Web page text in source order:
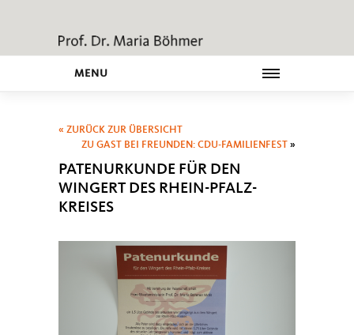
MENU
« ZURÜCK ZUR ÜBERSICHT
ZU GAST BEI FREUNDEN: CDU-FAMILIENFEST »
PATENURKUNDE FÜR DEN
WINGERT DES RHEIN-PFALZ-
KREISES